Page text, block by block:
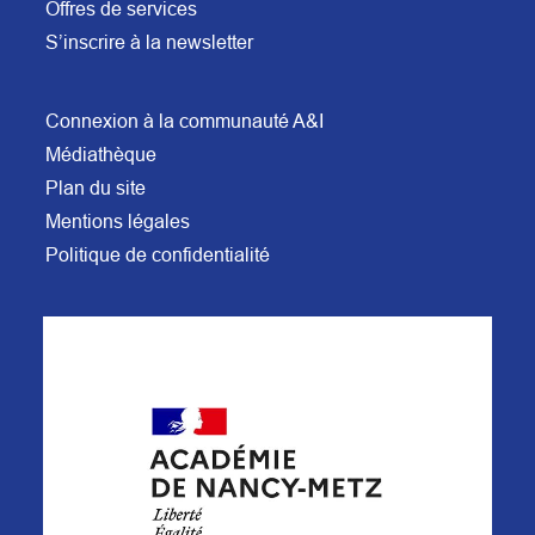
Offres de services
S’inscrire à la newsletter
Connexion à la communauté A&I
Médiathèque
Plan du site
Mentions légales
Politique de confidentialité